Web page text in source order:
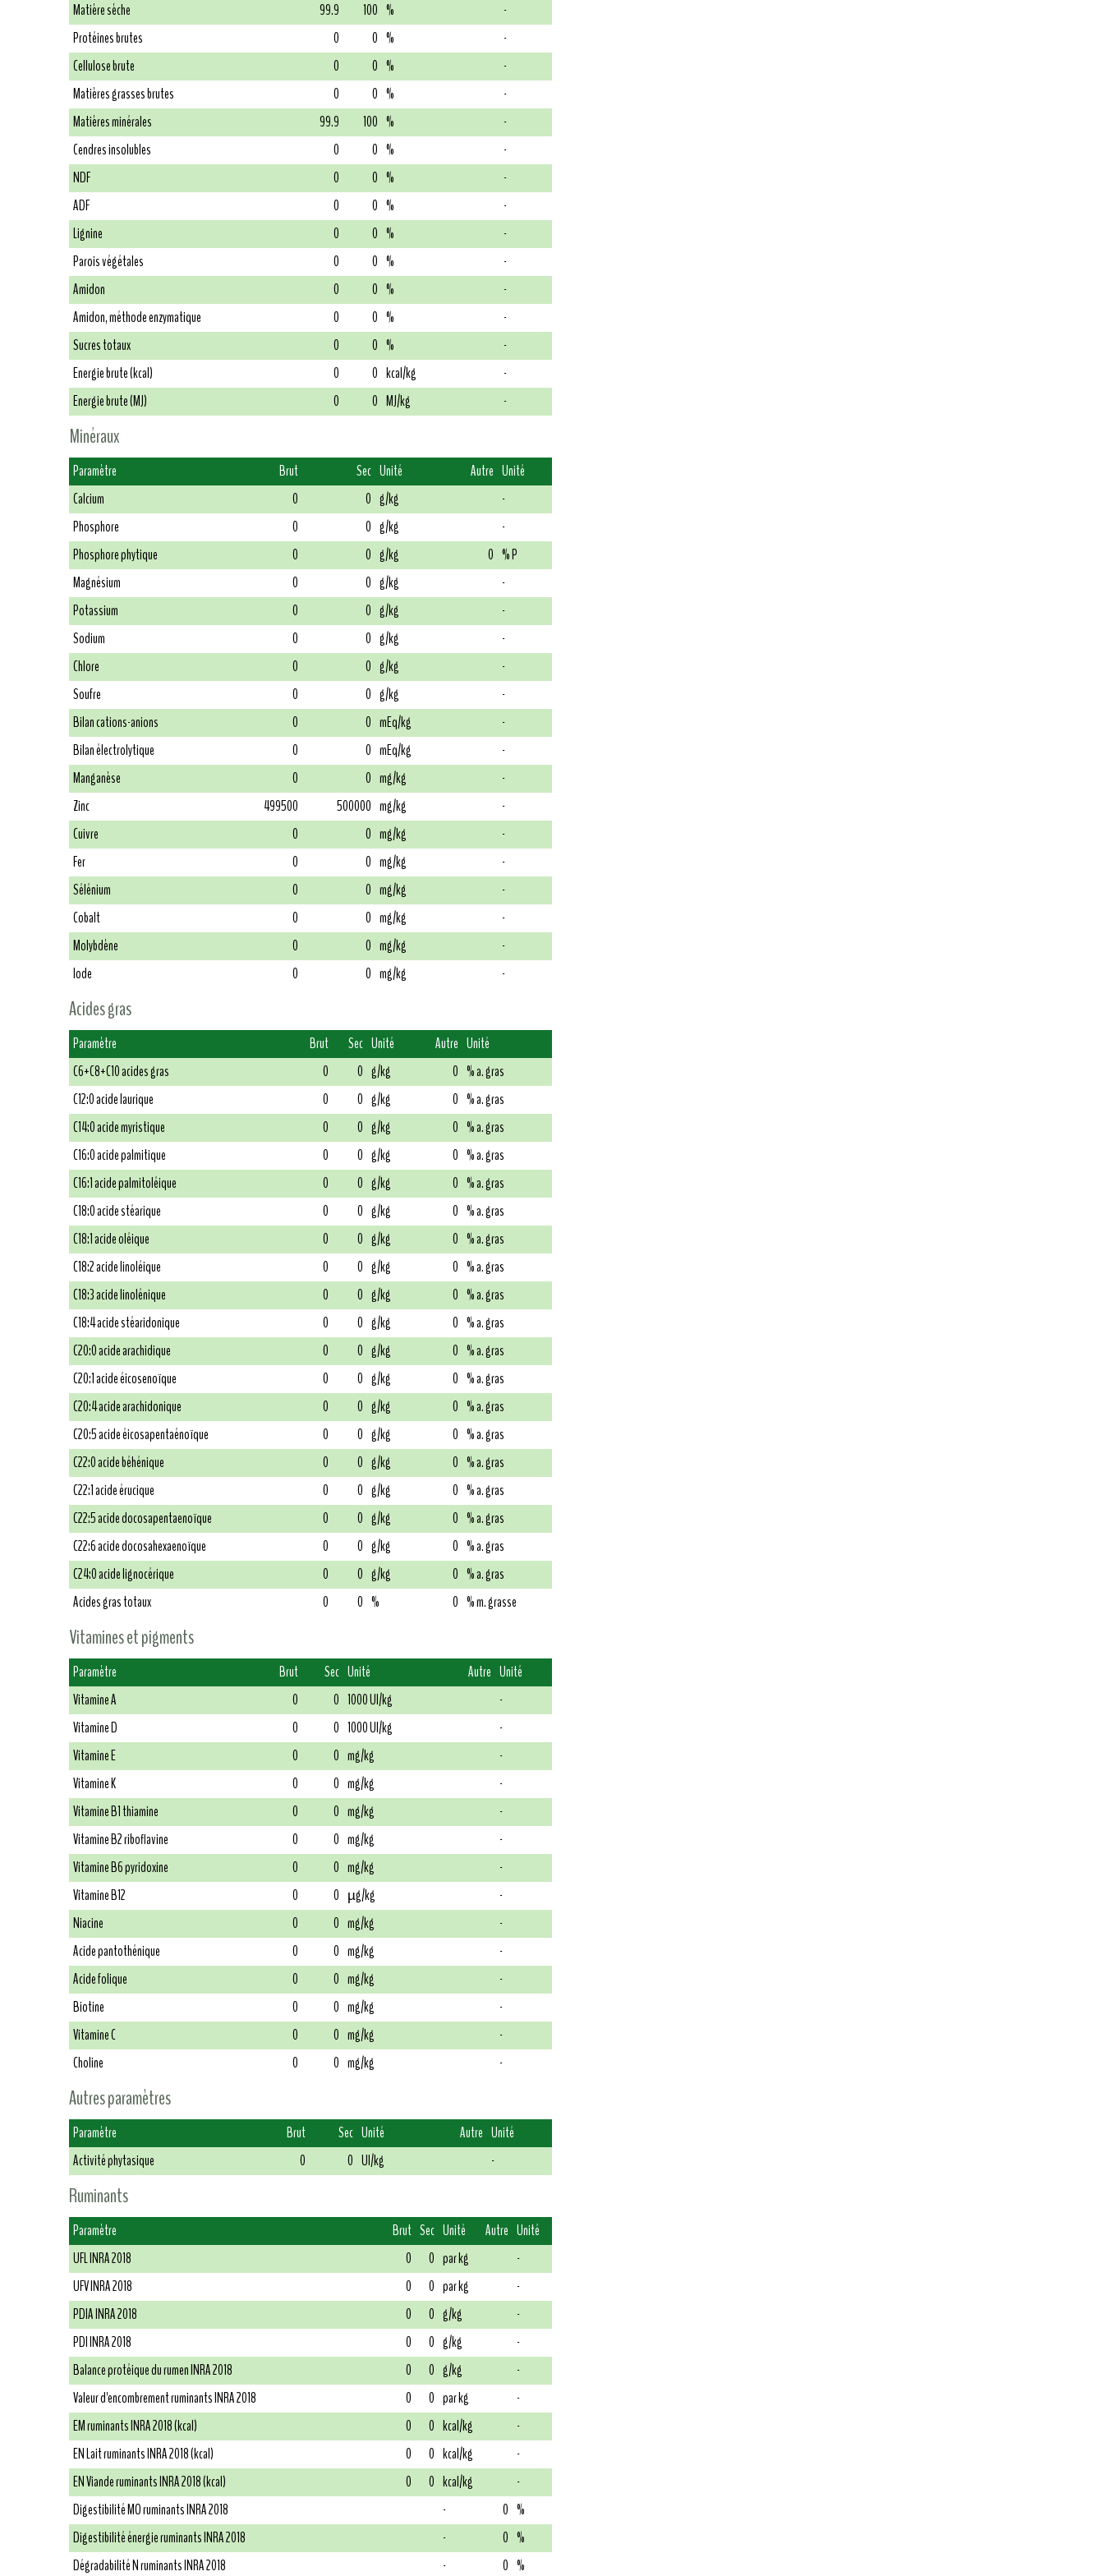
Matière sèche
99.9 100 %
-
Protéines brutes
0 0 %
-
Cellulose brute
0 0 %
-
Matières grasses brutes
0 0 %
-
Matières minérales
99.9 100 %
-
Cendres insolubles
0 0 %
-
NDF
0 0 %
-
ADF
0 0 %
-
Lignine
0 0 %
-
Parois végétales
0 0 %
-
Amidon
0 0 %
-
Amidon, méthode enzymatique
0 0 %
-
Sucres totaux
0 0 %
-
Energie brute (kcal)
0 0 kcal/kg
-
Energie brute (MJ)
0 0 MJ/kg -
Minéraux
Paramètre Brut Sec Unité Autre Unité
Calcium
0 0 g/kg
-
Phosphore
0 0 g/kg
-
Phosphore phytique
0 0 g/kg 0 % P
Magnésium
0 0 g/kg
-
Potassium
0 0 g/kg
-
Sodium
0 0 g/kg
-
Chlore
0 0 g/kg
-
Soufre
0 0 g/kg
-
Bilan cations-anions
0 0 mEq/kg
-
Bilan électrolytique
0 0 mEq/kg
-
Manganèse
0 0 mg/kg
-
Zinc
499500 500000 mg/kg
-
Cuivre
0 0 mg/kg
-
Fer
0 0 mg/kg
-
Sélénium
0 0 mg/kg
-
Cobalt
0 0 mg/kg
-
Molybdène
0 0 mg/kg
-
Iode
0 0 mg/kg -
Acides gras
Paramètre Brut Sec Unité Autre Unité
C6+C8+C10 acides gras
0 0 g/kg 0 % a. gras
C12:0 acide laurique
0 0 g/kg 0 % a. gras
C14:0 acide myristique
0 0 g/kg 0 % a. gras
C16:0 acide palmitique
0 0 g/kg 0 % a. gras
C16:1 acide palmitoléique
0 0 g/kg 0 % a. gras
C18:0 acide stéarique
0 0 g/kg 0 % a. gras
C18:1 acide oléique
0 0 g/kg 0 % a. gras
C18:2 acide linoléique
0 0 g/kg 0 % a. gras
C18:3 acide linolénique
0 0 g/kg 0 % a. gras
C18:4 acide stéaridonique
0 0 g/kg 0 % a. gras
C20:0 acide arachidique
0 0 g/kg 0 % a. gras
C20:1 acide éicosenoïque
0 0 g/kg 0 % a. gras
C20:4 acide arachidonique
0 0 g/kg 0 % a. gras
C20:5 acide éicosapentaénoïque
0 0 g/kg 0 % a. gras
C22:0 acide béhénique
0 0 g/kg 0 % a. gras
C22:1 acide érucique
0 0 g/kg 0 % a. gras
C22:5 acide docosapentaenoïque
0 0 g/kg 0 % a. gras
C22:6 acide docosahexaenoïque
0 0 g/kg 0 % a. gras
C24:0 acide lignocérique
0 0 g/kg 0 % a. gras
Acides gras totaux
0 0 % 0 % m. grasse
Vitamines et pigments
Paramètre Brut Sec Unité Autre Unité
Vitamine A
0 0 1000 UI/kg
-
Vitamine D
0 0 1000 UI/kg
-
Vitamine E
0 0 mg/kg
-
Vitamine K
0 0 mg/kg
-
Vitamine B1 thiamine
0 0 mg/kg
-
Vitamine B2 riboflavine
0 0 mg/kg
-
Vitamine B6 pyridoxine
0 0 mg/kg
-
Vitamine B12
0 0 µg/kg
-
Niacine
0 0 mg/kg
-
Acide pantothénique
0 0 mg/kg
-
Acide folique
0 0 mg/kg
-
Biotine
0 0 mg/kg
-
Vitamine C
0 0 mg/kg
-
Choline
0 0 mg/kg -
Autres paramètres
Paramètre Brut Sec Unité Autre Unité
Activité phytasique
0 0 UI/kg -
Ruminants
Paramètre Brut Sec Unité Autre Unité
UFL INRA 2018
0 0 par kg
-
UFV INRA 2018
0 0 par kg
-
PDIA INRA 2018
0 0 g/kg
-
PDI INRA 2018
0 0 g/kg
-
Balance protéique du rumen INRA 2018
0 0 g/kg
-
Valeur d'encombrement ruminants INRA 2018
0 0 par kg
-
EM ruminants INRA 2018 (kcal)
0 0 kcal/kg
-
EN Lait ruminants INRA 2018 (kcal)
0 0 kcal/kg
-
EN Viande ruminants INRA 2018 (kcal)
0 0 kcal/kg
-
Digestibilité MO ruminants INRA 2018
- 0 %
Digestibilité énergie ruminants INRA 2018
- 0 %
Dégradabilité N ruminants INRA 2018
- 0 %